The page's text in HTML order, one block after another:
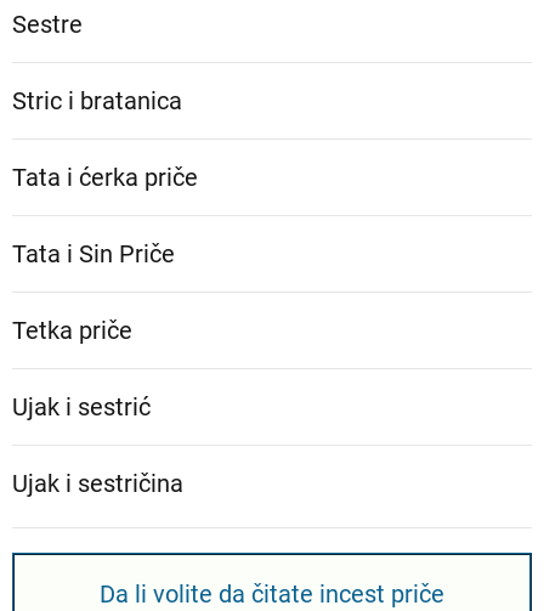
Sestre
Stric i bratanica
Tata i ćerka priče
Tata i Sin Priče
Tetka priče
Ujak i sestrić
Ujak i sestričina
Da li volite da čitate incest priče